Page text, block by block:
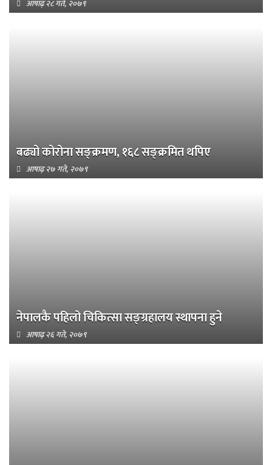
आषाढ़ २८ गते, २०७९
बढ्यो कोरोना सङ्क्रमण, १६८ सङ्क्रमित थपिए
आषाढ़ २७ गते, २०७९
नेपालकै पहिलो चिकित्सा सङ्ग्रहालय स्थापना हुने
आषाढ़ २६ गते, २०७९